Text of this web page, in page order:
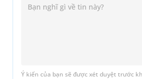
Ý kiến của bạn sẽ được xét duyệt trước